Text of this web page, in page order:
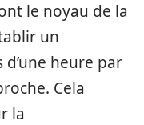
le noyau de la
un
d’une heure par
Cela
la